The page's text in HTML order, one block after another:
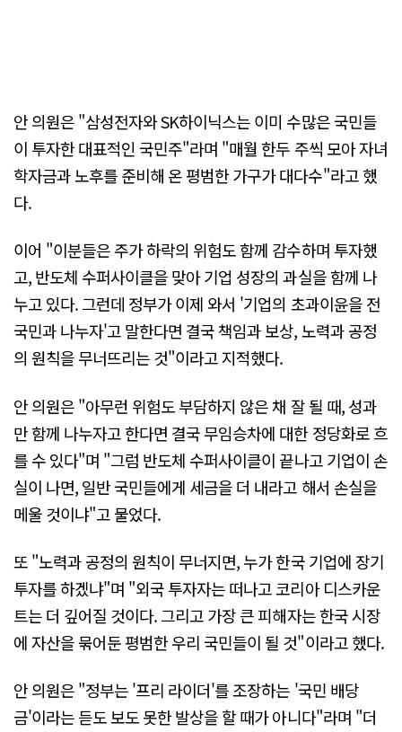
안 의원은 "삼성전자와 SK하이닉스는 이미 수많은 국민들
이 투자한 대표적인 국민주"라며 "매월 한두 주씩 모아 자녀
학자금과 노후를 준비해 온 평범한 가구가 대다수"라고 했
다.
이어 "이분들은 주가 하락의 위험도 함께 감수하며 투자했
고, 반도체 수퍼사이클을 맞아 기업 성장의 과실을 함께 나
누고 있다. 그런데 정부가 이제 와서 '기업의 초과이윤을 전
국민과 나누자'고 말한다면 결국 책임과 보상, 노력과 공정
의 원칙을 무너뜨리는 것"이라고 지적했다.
안 의원은 "아무런 위험도 부담하지 않은 채 잘 될 때, 성과
만 함께 나누자고 한다면 결국 무임승차에 대한 정당화로 흐
를 수 있다"며 "그럼 반도체 수퍼사이클이 끝나고 기업이 손
실이 나면, 일반 국민들에게 세금을 더 내라고 해서 손실을
메울 것이냐"고 물었다.
또 "노력과 공정의 원칙이 무너지면, 누가 한국 기업에 장기
투자를 하겠냐"며 "외국 투자자는 떠나고 코리아 디스카운
트는 더 깊어질 것이다. 그리고 가장 큰 피해자는 한국 시장
에 자산을 묶어둔 평범한 우리 국민들이 될 것"이라고 했다.
안 의원은 "정부는 '프리 라이더'를 조장하는 '국민 배당
금'이라는 듣도 보도 못한 발상을 할 때가 아니다"라며 "더